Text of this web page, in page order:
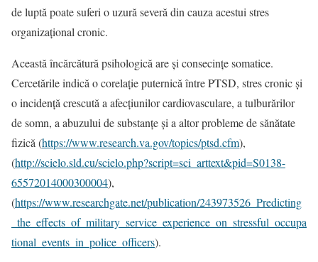
de luptă poate suferi o uzură severă din cauza acestui stres
organizațional cronic.
Această încărcătură psihologică are și consecințe somatice.
Cercetările indică o corelație puternică între PTSD, stres cronic și
o incidență crescută a afecțiunilor cardiovasculare, a tulburărilor
de somn, a abuzului de substanțe și a altor probleme de sănătate
fizică (https://www.research.va.gov/topics/ptsd.cfm),
(http://scielo.sld.cu/scielo.php?script=sci_arttext&pid=S0138-
65572014000300004),
(https://www.researchgate.net/publication/243973526_Predicting
_the_effects_of_military_service_experience_on_stressful_occupa
tional_events_in_police_officers).